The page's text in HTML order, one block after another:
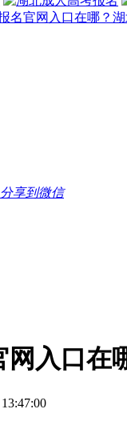
名官网入口在哪？
分享到微信
网入口在